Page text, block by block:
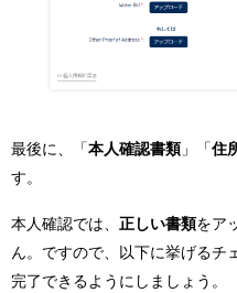
最後に、「本人確認書類 」「住
す。
本人確認では、 正しい書類をア
ん。ですので、以下に挙げるチ
完了できるようにしましょう。